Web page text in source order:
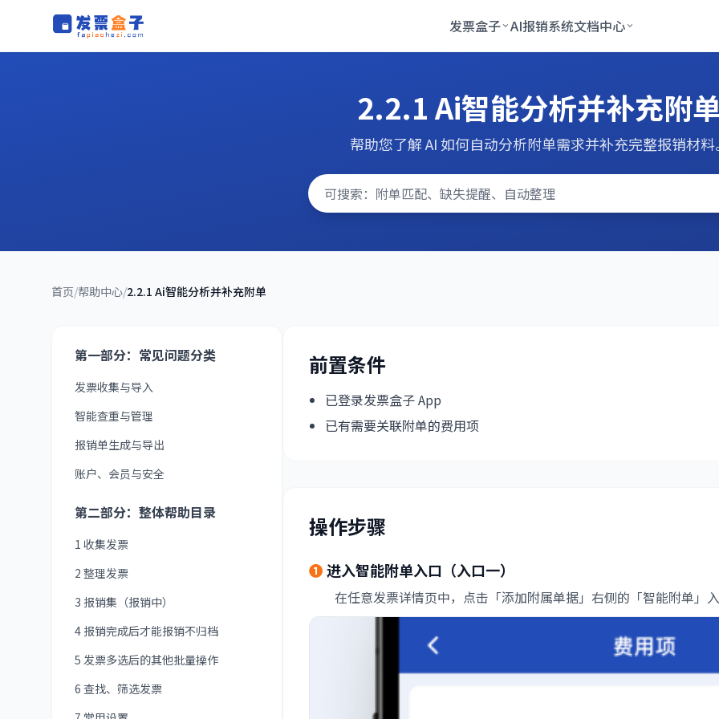
发票盒子 AI报销系统文档中心
2.2.1 Ai智能分析并补充附
帮助您了解 AI 如何自动分析附单需求并补充完整报销材料
首页/帮助中心/2.2.1 Ai智能分析并补充附单
第一部分：常见问题分类
发票收集与导入
智能查重与管理
报销单生成与导出
账户、会员与安全
第二部分：整体帮助目录
1 收集发票
2 整理发票
3 报销集（报销中）
4 报销完成后才能报销不归档
5 发票多选后的其他批量操作
6 查找、筛选发票
前置条件
已登录发票盒子 App
已有需要关联附单的费用项
操作步骤
❶进入智能附单入口（入口一）
在任意发票详情页中，点击「添加附属单据」右侧的「智能附单」